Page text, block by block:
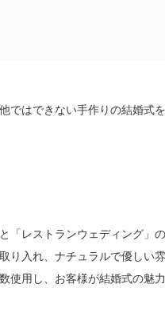
ではできない手作りの結婚式
「レストランウェディング」
り入れ、ナチュラルで優しい
使用し、お客様が結婚式の魅